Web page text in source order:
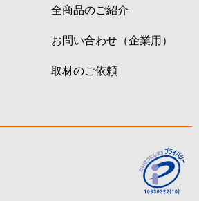
全商品のご紹介
お問い合わせ（企業用）
取材のご依頼